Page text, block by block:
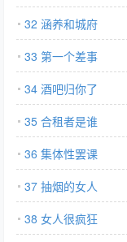
32 涵养和城府
33 第一个差事
34 酒吧归你了
35 合租者是谁
36 集体性罢课
37 抽烟的女人
38 女人很疯狂